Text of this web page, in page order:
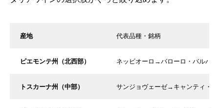
産地 代表品種・銘柄
ピエモンテ州（北西部） ネッビオーロ→バローロ・バルバ
トスカーナ州（中部） サンジョヴェーゼ→キャンティ・